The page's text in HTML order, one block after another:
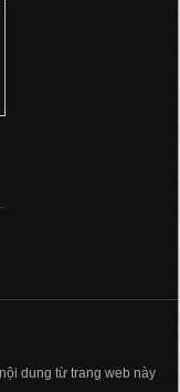
dung từ trang web này